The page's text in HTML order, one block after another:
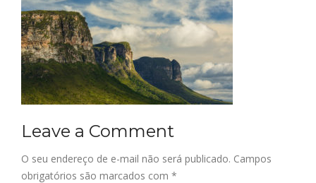
Leave a Comment
O seu endereço de e-mail não será publicado. Campos
obrigatórios são marcados com *